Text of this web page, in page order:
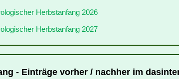
Herbstanfang 2026
Herbstanfang 2027
- Einträge vorher / nachher im